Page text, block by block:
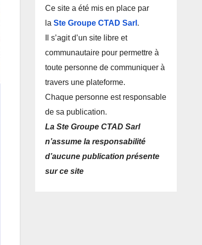
Ce site a été mis en place par
la Ste Groupe CTAD Sarl .
Il s’agit d’un site libre et
communautaire pour permettre à
toute personne de communiquer à
travers une plateforme.
Chaque personne est responsable
de sa publication.
La Ste Groupe CTAD Sarl
n’assume la responsabilité
d’aucune publication présente
sur ce site